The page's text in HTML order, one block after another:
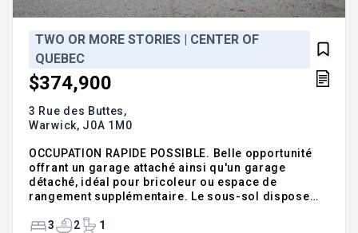
TWO OR MORE STORIES | CENTER OF
QUEBEC
$374,900
3 Rue des Buttes,
Warwick, J0A 1M0
OCCUPATION RAPIDE POSSIBLE. Belle opportunité
offrant un garage attaché ainsi qu'un garage
détaché, idéal pour bricoleur ou espace de
rangement supplémentaire. Le sous-sol dispose
une chambre à bois et une chambre froide. La
3 2 1